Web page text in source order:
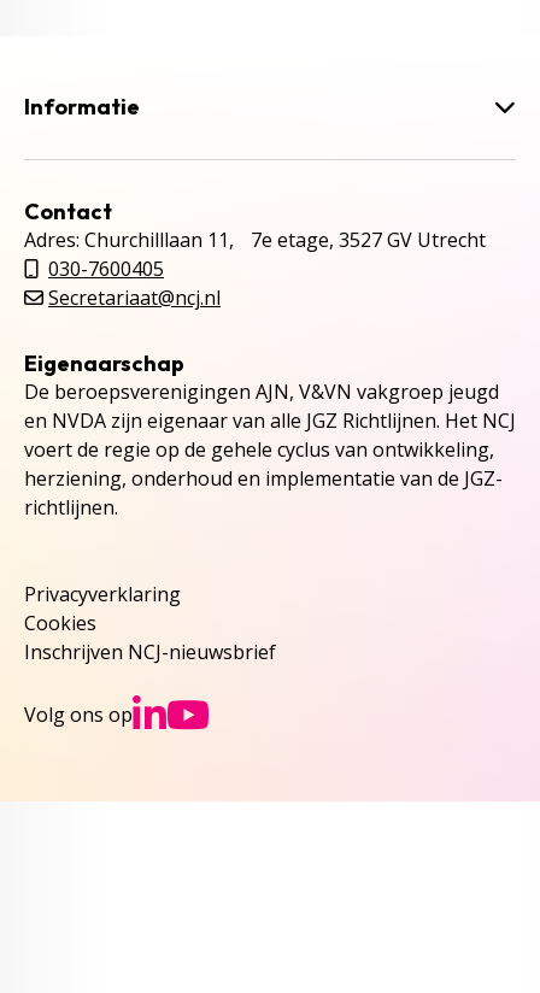
Informatie
Contact
Adres: Churchilllaan 11, 7e etage, 3527 GV Utrecht
030-7600405
Secretariaat@ncj.nl
Eigenaarschap
De beroepsverenigingen AJN, V&VN vakgroep jeugd
en NVDA zijn eigenaar van alle JGZ Richtlijnen. Het NCJ
voert de regie op de gehele cyclus van ontwikkeling,
herziening, onderhoud en implementatie van de JGZ-
richtlijnen.
Privacyverklaring
Cookies
Inschrijven NCJ-nieuwsbrief
Volg ons op Ga naar NCJs